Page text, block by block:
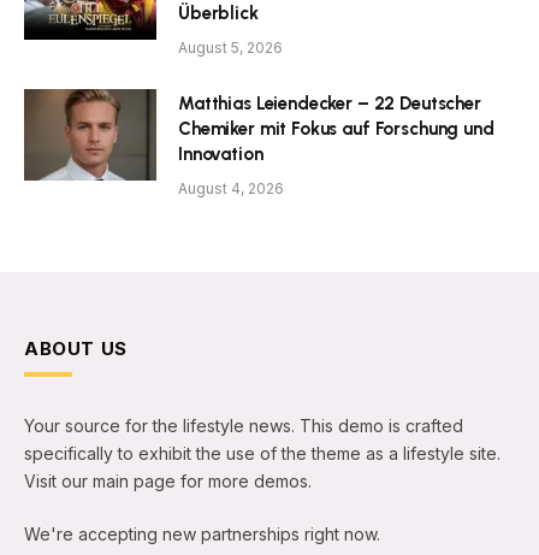
Überblick
August 5, 2026
Matthias Leiendecker – 22 Deutscher
Chemiker mit Fokus auf Forschung und
Innovation
August 4, 2026
ABOUT US
Your source for the lifestyle news. This demo is crafted
specifically to exhibit the use of the theme as a lifestyle site.
Visit our main page for more demos.
We're accepting new partnerships right now.